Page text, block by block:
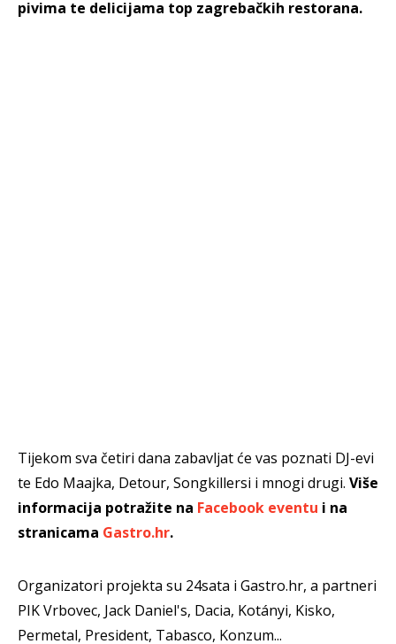
pivima te delicijama top zagrebačkih restorana.
Tijekom sva četiri dana zabavljat će vas poznati DJ-evi
te Edo Maajka, Detour, Songkillersi i mnogi drugi. Više
informacija potražite na Facebook eventu i na
stranicama Gastro.hr.
Organizatori projekta su 24sata i Gastro.hr, a partneri
PIK Vrbovec, Jack Daniel's, Dacia, Kotányi, Kisko,
Permetal, President, Tabasco, Konzum...